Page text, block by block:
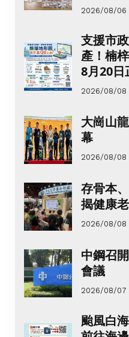
2026/08/06
支援市
產！楠
8月20日
2026/08/08
大崗山
幕
2026/08/08
存骨本
揭健康
2026/08/08
中鋼召
會議
2026/08/07
颱風白